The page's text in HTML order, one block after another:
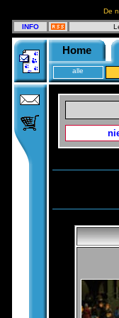
De
INFO
Home
alle